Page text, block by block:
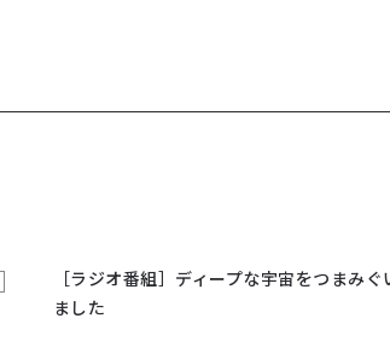
［ラジオ番組］ディープな宇宙をつまみ
ました